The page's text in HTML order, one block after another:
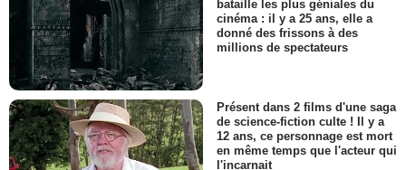
bataille les plus géniales du
cinéma : il y a 25 ans, elle a
donné des frissons à des
millions de spectateurs
Présent dans 2 films d'une saga
de science-fiction culte ! Il y a
12 ans, ce personnage est mort
en même temps que l'acteur qui
l'incarnait